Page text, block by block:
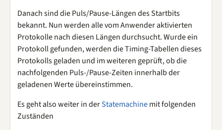
Danach sind die Puls/Pause-Längen des Startbits
bekannt. Nun werden alle vom Anwender aktivierten
Protokolle nach diesen Längen durchsucht. Wurde ein
Protokoll gefunden, werden die Timing-Tabellen dieses
Protokolls geladen und im weiteren geprüft, ob die
nachfolgenden Puls-/Pause-Zeiten innerhalb der
geladenen Werte übereinstimmen.
Es geht also weiter in derStatemachinemit folgenden
Zuständen